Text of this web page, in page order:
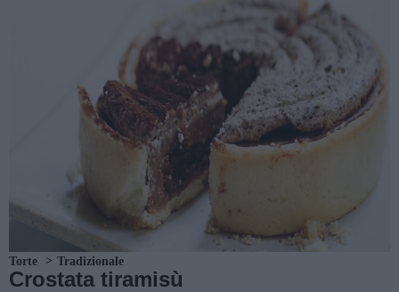
Torte Tradizionale
Crostata tiramisù